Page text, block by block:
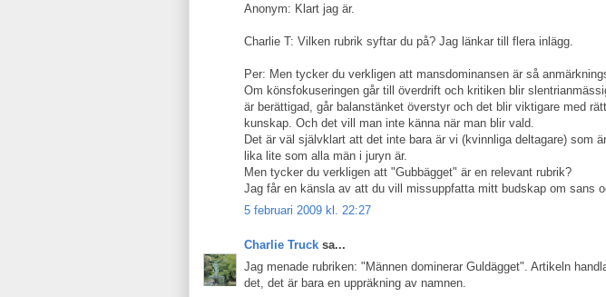
Anonym: Klart jag är.
Charlie T: Vilken rubrik syftar du på? Jag länkar till flera inlägg.
Per: Men tycker du verkligen att mansdominansen är så
Om könsfokuseringen går till överdrift och kritiken blir
är berättigad, går balanstänket överstyr och det blir viktigare med
kunskap. Och det vill man inte känna när man blir vald.
Det är väl självklart att det inte bara är vi (kvinnliga deltagare) som
lika lite som alla män i juryn är.
Men tycker du verkligen att "Gubbägget" är en relevant rubrik?
Jag får en känsla av att du vill missuppfatta mitt budskap om sans
5 februari 2009 kl. 22:27
Charlie Truck sa...
Jag menade rubriken: "Männen dominerar Guldägget". Artikeln
det, det är bara en uppräkning av namnen.